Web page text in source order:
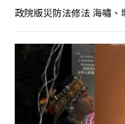
政院版災防法修法 海嘯、